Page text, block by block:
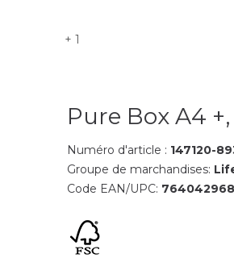
+ 1
Pure Box A4
Numéro d'article : 147120-
Groupe de marchandises:
Code EAN/UPC: